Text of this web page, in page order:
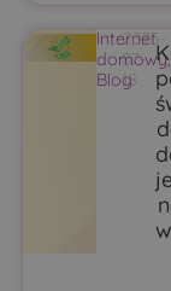
Internet
domowy,
Blog
2025-
07-
18